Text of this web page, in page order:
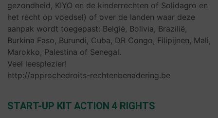
gezondheid, KIYO en de kinderrechten of Solidagro en
het recht op voedsel) of over de landen waar deze
aanpak wordt toegepast: België, Bolivia, Brazilië,
Burkina Faso, Burundi, Cuba, DR Congo, Filipijnen, Mali,
Marokko, Palestina of Senegal.
Veel leesplezier!
http://approchedroits-rechtenbenadering.be
START-UP KIT ACTION 4 RIGHTS